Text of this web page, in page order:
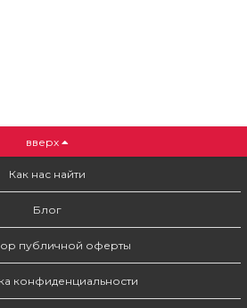
вверх
Как нас найти
Блог
публичной оферты
конфиденциальности